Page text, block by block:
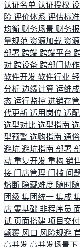
认证名单 认证授权
险 评价体系 评估标准
均衡 财务场景 财务
量规范 资源加载 资
部署 跨端 跨端平台
对 跨设备 跨部门协作
软件开发 软件行业
分析 边缘计算 运维
态 运行监控 进销存
代更新 适用岗位 适配
选型对比 选型指南
型预警 选购指南 通
避坑 避坑指南 部署
动 重复开发 重构 销
接 门店管理 门槛 问
熔断 隐藏难度 随时
团级 集团统一 集成
店 零基础 非程序员
试 页面搭建 项目交付
颠覆 风口 风险规避
高并发 高并发场景下